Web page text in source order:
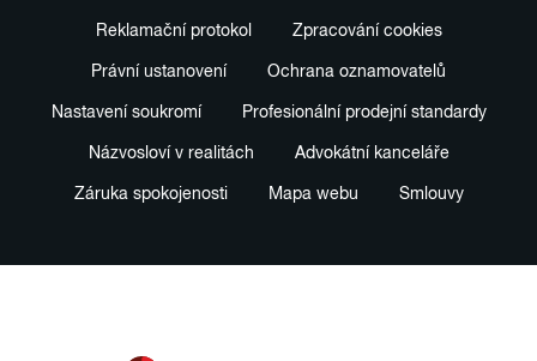
Reklamační protokol Zpracování cookies
Právní ustanovení Ochrana oznamovatelů
Nastavení soukromí Profesionální prodejní standardy
Názvosloví v realitách Advokátní kanceláře
Záruka spokojenosti Mapa webu Smlouvy